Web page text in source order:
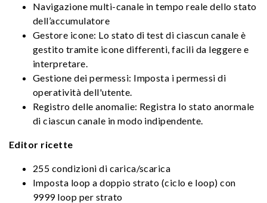
Navigazione multi-canale in tempo reale dello stato
dell’accumulatore
Gestore icone: Lo stato di test di ciascun canale è
gestito tramite icone differenti, facili da leggere e
interpretare.
Gestione dei permessi: Imposta i permessi di
operatività dell'utente.
Registro delle anomalie: Registra lo stato anormale
di ciascun canale in modo indipendente.
Editor ricette
255 condizioni di carica/scarica
Imposta loop a doppio strato (ciclo e loop) con
9999 loop per strato